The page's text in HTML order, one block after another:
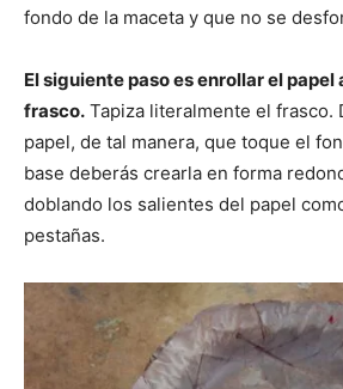
fondo de la maceta y que no se
El siguiente paso es enrollar el
frasco. Tapiza literalmente el frasco.
papel, de tal manera, que toque el
base deberás crearla en forma
doblando los salientes del papel
pestañas.